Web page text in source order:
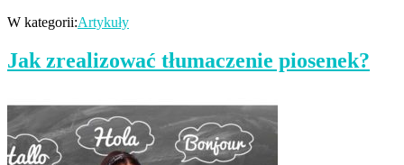
W kategorii:Artykuły
Jak zrealizować tłumaczenie piosenek?